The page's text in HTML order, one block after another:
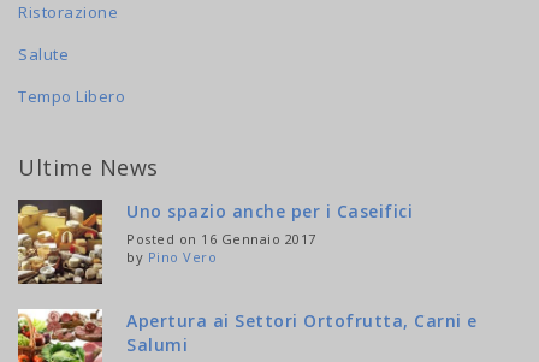
Ristorazione
Salute
Tempo Libero
Ultime News
Uno spazio anche per i Caseifici
Posted on 16 Gennaio 2017
by Pino Vero
Apertura ai Settori Ortofrutta, Carni e
Salumi